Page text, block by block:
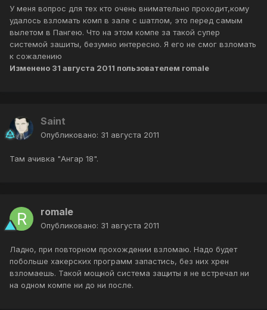
У меня вопрос для тех кто очень внимательно проходит,кому
удалось взломать комп в зале с шатлом, это перед самым
вылетом в Пангею. Что на этом компе за такой супер
системой зашиты, безумно интересно. Я его не смог взломать
к сожалению
Изменено 31 августа 2011 пользователем romale
Saint
Опубликовано: 31 августа 2011
Там ачивка "Ангар 18".
romale
Опубликовано: 31 августа 2011
Ладно, при повторном прохождении взломаю. Надо будет
побольше хакерских программ запастись, без них хрен
взломаешь. Такой мощной система защиты я не встречал ни
на одном компе ни до ни после.